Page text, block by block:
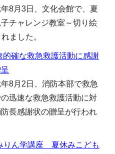
8月3日、文化会館で、夏
チャレンジ教室～切り絵
ました。
的確な救急救護活動に感謝
8月2日、消防本部で救急
迅速な救急救護活動に対
長感謝状の贈呈が行われ
りん学講座 夏休みこども